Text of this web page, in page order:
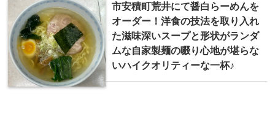
市安積町荒井にて醤白らーめんを
オーダー！洋食の技法を取り入れ
た滋味深いスープと形状がランダ
ムな自家製麺の啜り心地が堪らな
いハイクオリティーな一杯♪